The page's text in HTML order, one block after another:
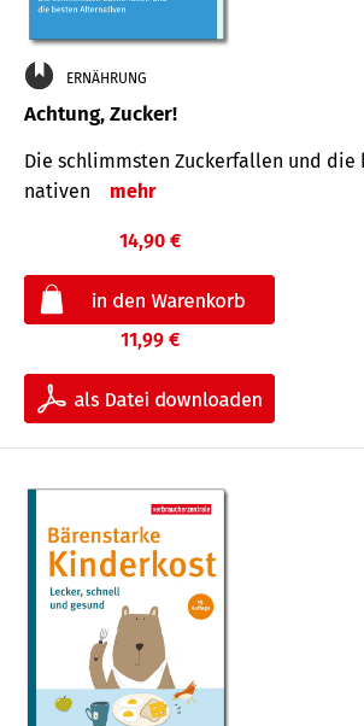
ERNÄHRUNG
Achtung, Zucker!
Die schlimmsten Zucker­fallen und
nativen
mehr
14,90 €
11,99 €